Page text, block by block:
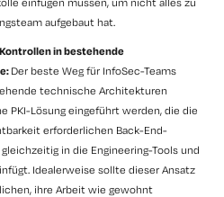
aufgebaut hat.
in bestehende
Der beste Weg für InfoSec-Teams
technische Architekturen
PKI-Lösung eingeführt werden, die die
erforderlichen Back-End-
in die Engineering-Tools und
Idealerweise sollte dieser Ansatz
ihre Arbeit wie gewohnt